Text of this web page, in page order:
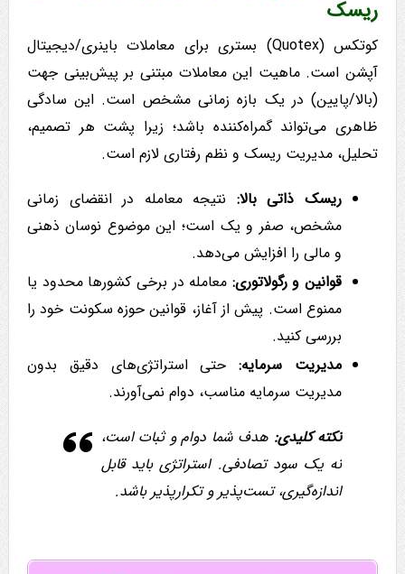
ریسک
کوتکس (Quotex) بستری برای معاملات باینری/دیجیتال
آپشن است. ماهیت این معاملات مبتنی بر پیش‌بینی جهت
(بالا/پایین) در یک بازه زمانی مشخص است. این سادگی
ظاهری می‌تواند گمراه‌کننده باشد؛ زیرا پشت هر تصمیم،
تحلیل، مدیریت ریسک و نظم رفتاری لازم است.
ریسک ذاتی بالا: نتیجه معامله در انقضای زمانی
مشخص، صفر و یک است؛ این موضوع نوسان ذهنی
و مالی را افزایش می‌دهد.
قوانین و رگولاتوری: معامله در برخی کشورها محدود یا
ممنوع است. پیش از آغاز، قوانین حوزه سکونت خود را
بررسی کنید.
مدیریت سرمایه:حتی استراتژی‌های دقیق بدون
مدیریت سرمایه مناسب، دوام نمی‌آورند.
نکته کلیدی: هدف شما دوام و ثبات است،
نه یک سود تصادفی. استراتژی باید قابل
اندازه‌گیری، تست‌پذیر و تکرارپذیر باشد.